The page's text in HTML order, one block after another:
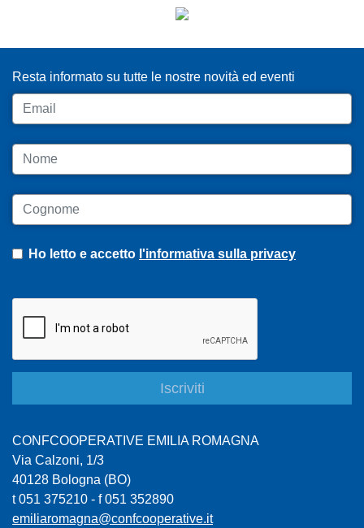
Resta informato su tutte le nostre novità ed eventi
Email
Nome
Cognome
Ho letto e accetto l'informativa sulla privacy
CONFCOOPERATIVE EMILIA ROMAGNA
Via Calzoni, 1/3
40128 Bologna (BO)
t 051 375210 - f 051 352890
emiliaromagna@confcooperative.it